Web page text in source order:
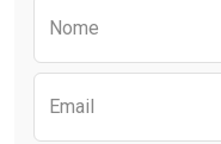
Nome
Email